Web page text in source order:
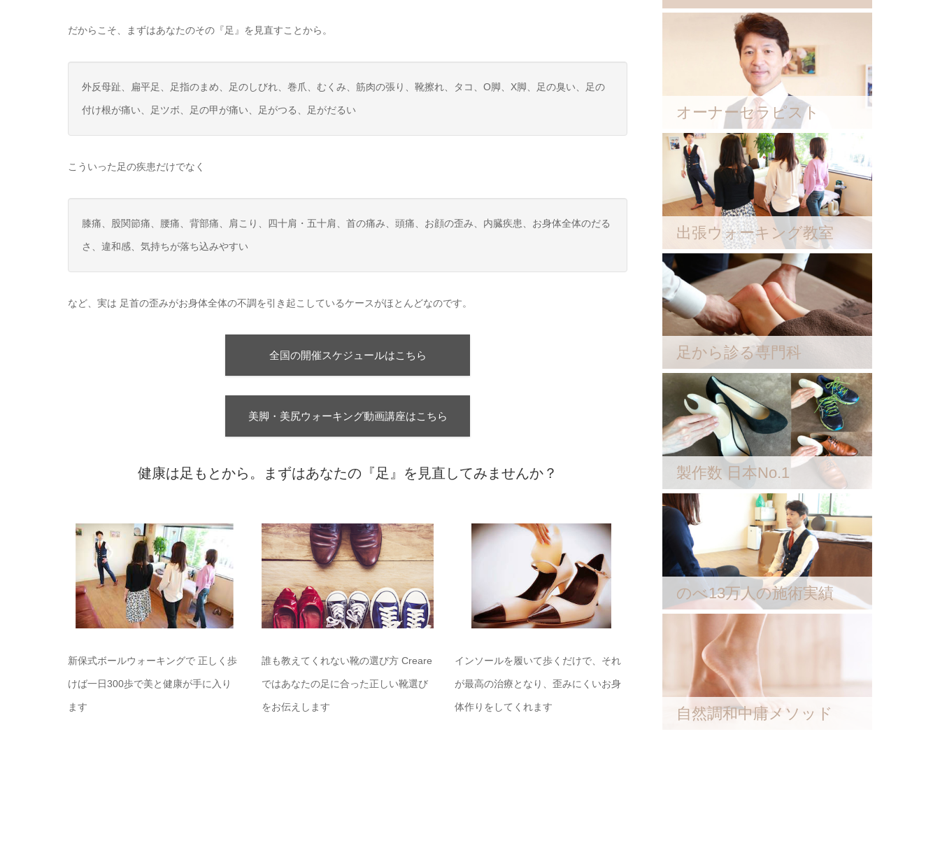
だからこそ、まずはあなたのその『足』を見直すことから。
外反母趾、扁平足、足指のまめ、足のしびれ、巻爪、むくみ、筋肉の張り、靴擦れ、タコ、O脚、X脚、足の臭い、足の
付け根が痛い、足ツボ、足の甲が痛い、足がつる、足がだるい
こういった足の疾患だけでなく
膝痛、股関節痛、腰痛、背部痛、肩こり、四十肩・五十肩、首の痛み、頭痛、お顔の歪み、内臓疾患、お身体全体のだる
さ、違和感、気持ちが落ち込みやすい
など、実は 足首の歪みがお身体全体の不調を引き起こしているケースがほとんどなのです。
全国の開催スケジュールはこちら
美脚・美尻ウォーキング動画講座はこちら
健康は足もとから。まずはあなたの『足』を見直してみませんか？
新保式ボールウォーキングで 正しく歩
けば一日300歩で美と健康が手に入り
ます
誰も教えてくれない靴の選び方 Creare
ではあなたの足に合った正しい靴選び
をお伝えします
インソールを履いて歩くだけで、それ
が最高の治療となり、歪みにくいお身
体作りをしてくれます
オーナーセラピスト
出張ウォーキング教室
足から診る専門科
製作数 日本No.1
のべ13万人の施術実績
自然調和中庸メソッド